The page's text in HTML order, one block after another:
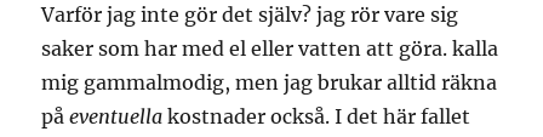
Varför jag inte gör det själv? jag rör vare sig
saker som har med el eller vatten att göra. kalla
mig gammalmodig, men jag brukar alltid räkna
påeventuella kostnader också. I det här fallet